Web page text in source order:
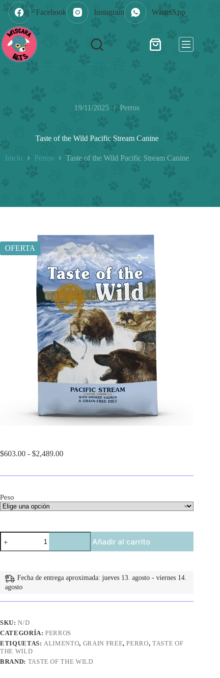
Saltar
contenido
Facebook Instagram WhatsApp
Shopping
19/11/2025 Perros
Taste of the Wild Pacific Stream Canine
Inicio Perros Taste of the Wild Pacific Stream Canine
OFERTA
$603.00 - $2,489.00Rango
Peso
Taste
of
the
Stream
Canine
Añadir al carrito
Fecha de entrega aproximada: jueves 13. agosto - viernes 14.
agosto
SKU:N/D
CATEGORÍA:PERROS
ETIQUETAS:ALIMENTO, GRAIN FREE,PERRO,TASTE OF
THE WILD
BRAND: TASTE OF THE WILD